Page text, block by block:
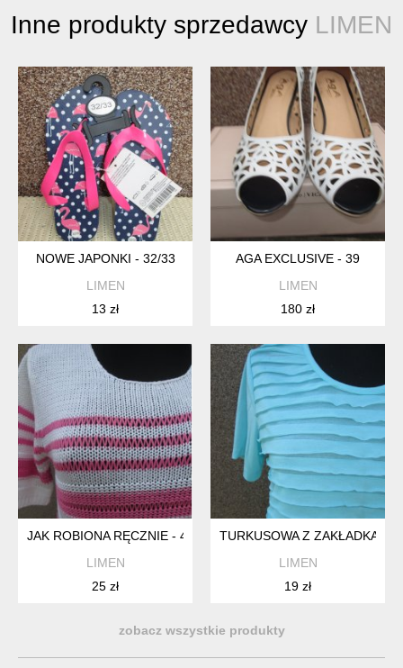
Inne produkty sprzedawcy LIMEN
NOWE JAPONKI - 32/33
LIMEN
13 zł
AGA EXCLUSIVE - 39
LIMEN
180 zł
JAK ROBIONA RĘCZNIE - 42/44
LIMEN
25 zł
TURKUSOWA Z ZAKŁADKAMI-
LIMEN
19 zł
zobacz wszystkie produkty